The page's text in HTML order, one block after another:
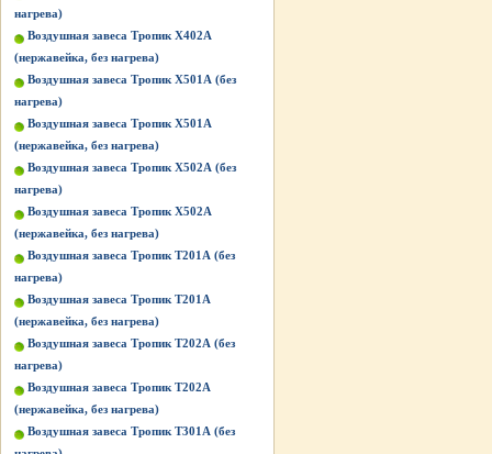
нагрева)
Воздушная завеса Тропик X402А
(нержавейка, без нагрева)
Воздушная завеса Тропик X501А (без
нагрева)
Воздушная завеса Тропик X501А
(нержавейка, без нагрева)
Воздушная завеса Тропик X502А (без
нагрева)
Воздушная завеса Тропик X502А
(нержавейка, без нагрева)
Воздушная завеса Тропик Т201А (без
нагрева)
Воздушная завеса Тропик Т201А
(нержавейка, без нагрева)
Воздушная завеса Тропик Т202А (без
нагрева)
Воздушная завеса Тропик Т202А
(нержавейка, без нагрева)
Воздушная завеса Тропик Т301А (без